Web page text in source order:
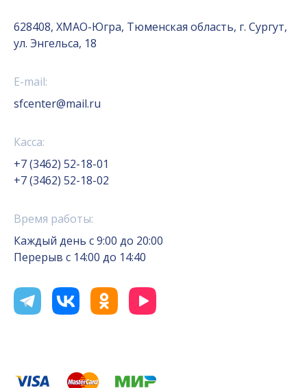
628408, ХМАО-Югра, Тюменская область, г. Сургут,
ул. Энгельса, 18
E-mail:
sfcenter@mail.ru
Касса:
+7 (3462) 52-18-01
+7 (3462) 52-18-02
Время работы:
Каждый день с 9:00 до 20:00
Перерыв с 14:00 до 14:40